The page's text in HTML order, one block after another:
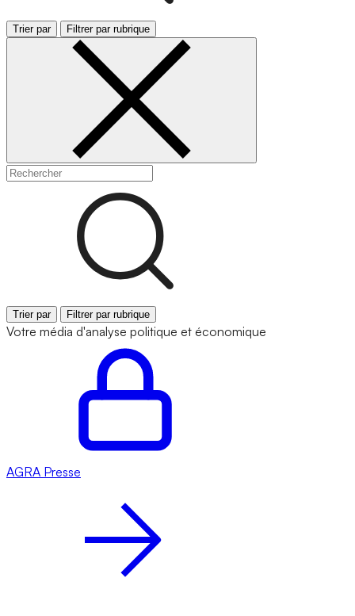
Trier par Filtrer par rubrique
Trier par Filtrer par rubrique
Votre média d'analyse politique et économique
AGRA Presse